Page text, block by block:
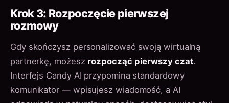
Krok 3: Rozpoczęcie pierwszej
rozmowy
Gdy skończysz personalizować swoją wirtualną
partnerkę, możesz rozpocząć pierwszy czat.
Interfejs Candy AI przypomina standardowy
komunikator — wpisujesz wiadomość, a AI